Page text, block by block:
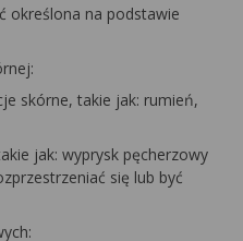
określona na podstawie
skórne, takie jak: rumień,
jak: wyprysk pęcherzowy
się lub być